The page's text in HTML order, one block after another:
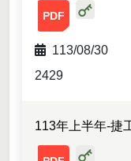
113年上半年-
113/08/30
2429
113年上半年-捷
113年上半年-